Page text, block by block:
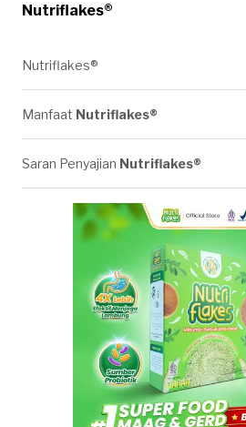
Nutriflakes®
Nutriflakes®
Manfaat Nutriflakes®
Saran Penyajian Nutriflakes®